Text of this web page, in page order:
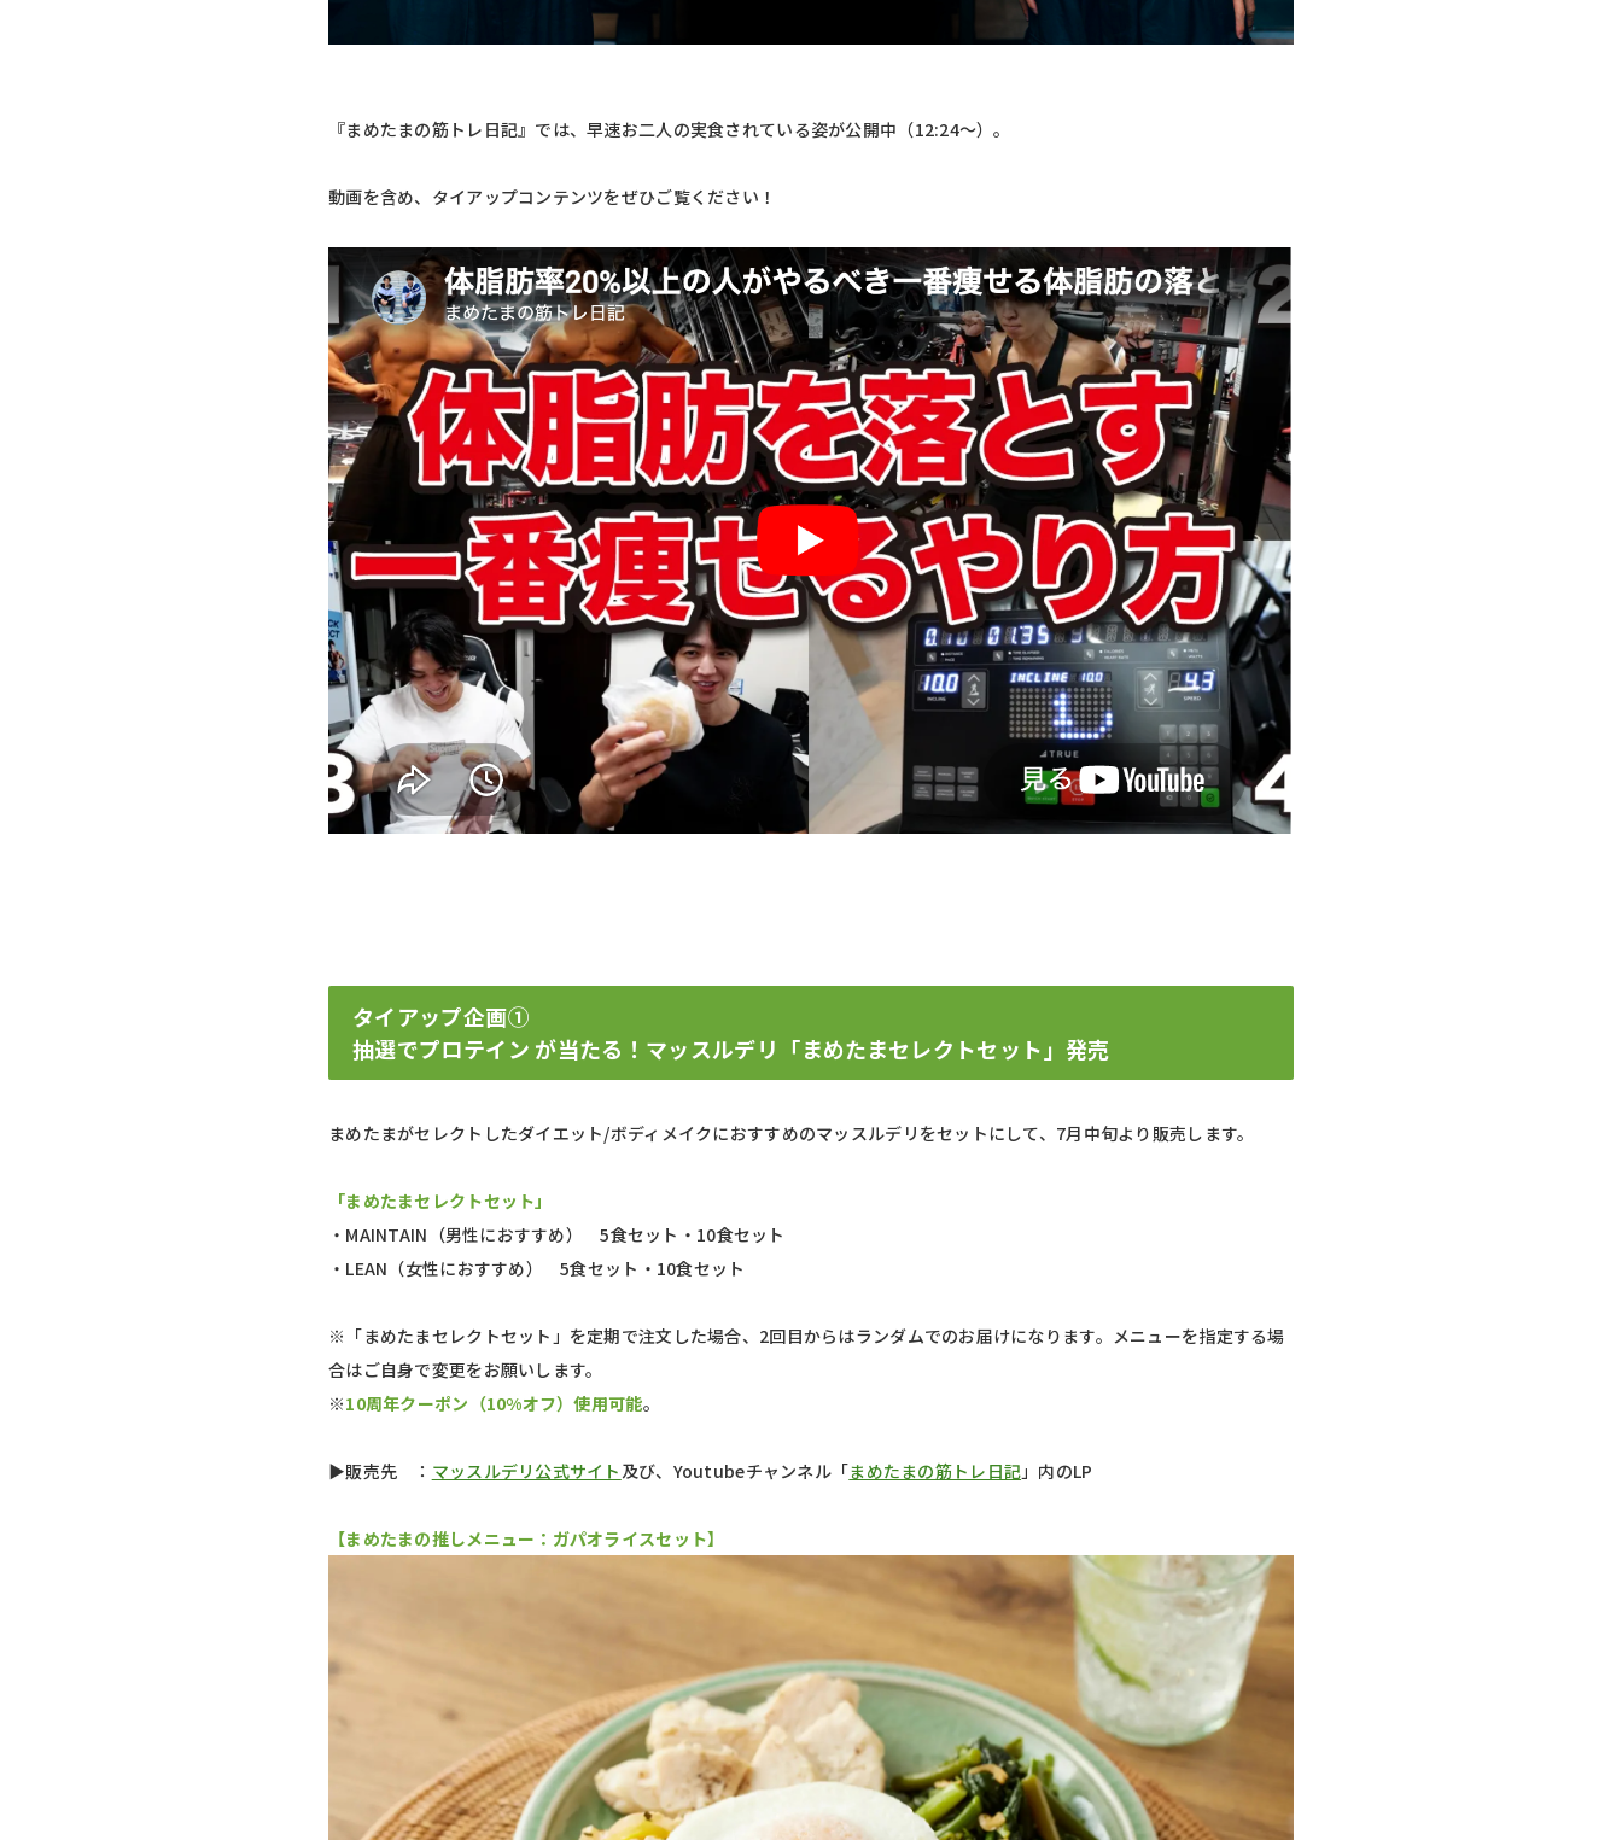
『まめたまの筋トレ日記』では、早速お二人の実食されている姿が公開中（12:24〜）。
動画を含め、タイアップコンテンツをぜひご覧ください！
タイアップ企画①
抽選でプロテイン が当たる！マッスルデリ「まめたまセレクトセット」発売
まめたまがセレクトしたダイエット/ボディメイクにおすすめのマッスルデリをセットにして、7月中旬より販売します。
「まめたまセレクトセット」
・MAINTAIN（男性におすすめ） 5食セット・10食セット
・LEAN（女性におすすめ） 5食セット・10食セット
※「まめたまセレクトセット」を定期で注文した場合、2回目からはランダムでのお届けになります。メニューを指定する場
合はご自身で変更をお願いします。
※10周年クーポン（10%オフ）使用可能。
▶販売先 ： マッスルデリ公式サイト 及び、Youtubeチャンネル「まめたまの筋トレ日記」内のLP
【まめたまの推しメニュー：ガパオライスセット】